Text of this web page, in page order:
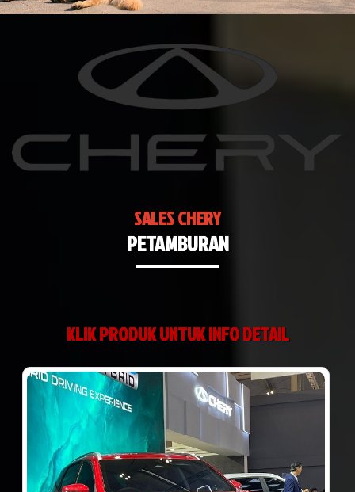
SALES CHERY
PETAMBURAN
KLIK PRODUK UNTUK INFO DETAIL